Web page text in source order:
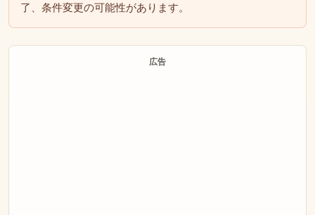
了、条件変更の可能性があります。
広告